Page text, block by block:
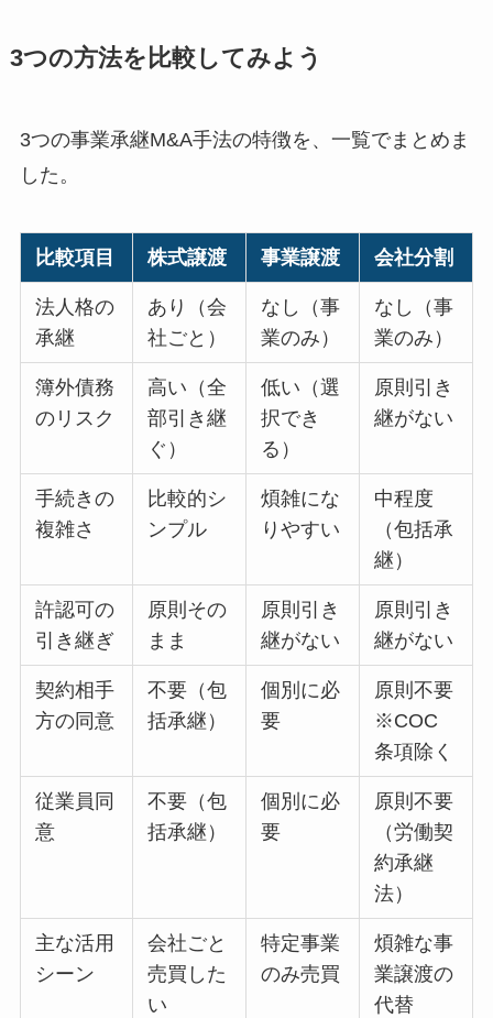
3つの方法を比較してみよう
3つの事業承継M&A手法の特徴を、一覧でまとめま
した。
比較項目 株式譲渡 事業譲渡 会社分割
法人格の
承継
あり（会
社ごと）
なし（事
業のみ）
なし（事
業のみ）
簿外債務
のリスク
高い（全
部引き継
ぐ）
低い（選
択でき
る）
原則引き
継がない
手続きの
複雑さ
比較的シ
ンプル
煩雑にな
りやすい
中程度
（包括承
継）
許認可の
引き継ぎ
原則その
まま
原則引き
継がない
原則引き
継がない
契約相手
方の同意
不要（包
括承継）
個別に必
要
原則不要
※COC
条項除く
従業員同
意
不要（包
括承継）
個別に必
要
原則不要
（労働契
約承継
法）
主な活用
シーン
会社ごと
売買した
い
特定事業
のみ売買
煩雑な事
業譲渡の
代替